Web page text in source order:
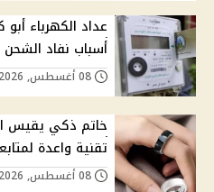
عداد الكهرباء
أسباب نفاد
خاتم ذكي يقيس
تقنية واعدة